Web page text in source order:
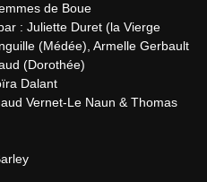
de Boue
: Juliette Duret (la Vierge
(Médée), Armelle Gerbault
(Dorothée)
Dalant
Vernet-Le Naun & Thomas